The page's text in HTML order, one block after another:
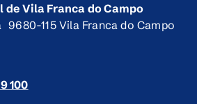
Vila Franca do Campo
9680-115 Vila Franca do Campo
100